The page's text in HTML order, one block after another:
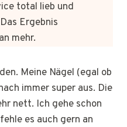
total lieb und
Ergebnis
mehr.
Meine Nägel (egal ob
immer super aus. Die
nett. Ich gehe schon
es auch gern an